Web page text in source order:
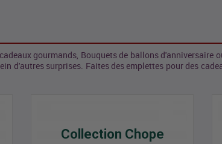
gourmands, Bouquets de ballons d'anniversaire
d'autres surprises. Faites des emplettes pour des
Collection Chope